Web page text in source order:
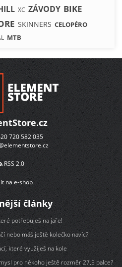
XC ZÁVODY BIKE
SKINNERS CELOPÉRO
MTB
720 582 035
RSS 2.0
na e-shop
články
potřebuješ na jaře!
nebo máš ještě kolečko navíc?
které využiješ na kole
pro někoho ještě rozměr 27,5 palce?